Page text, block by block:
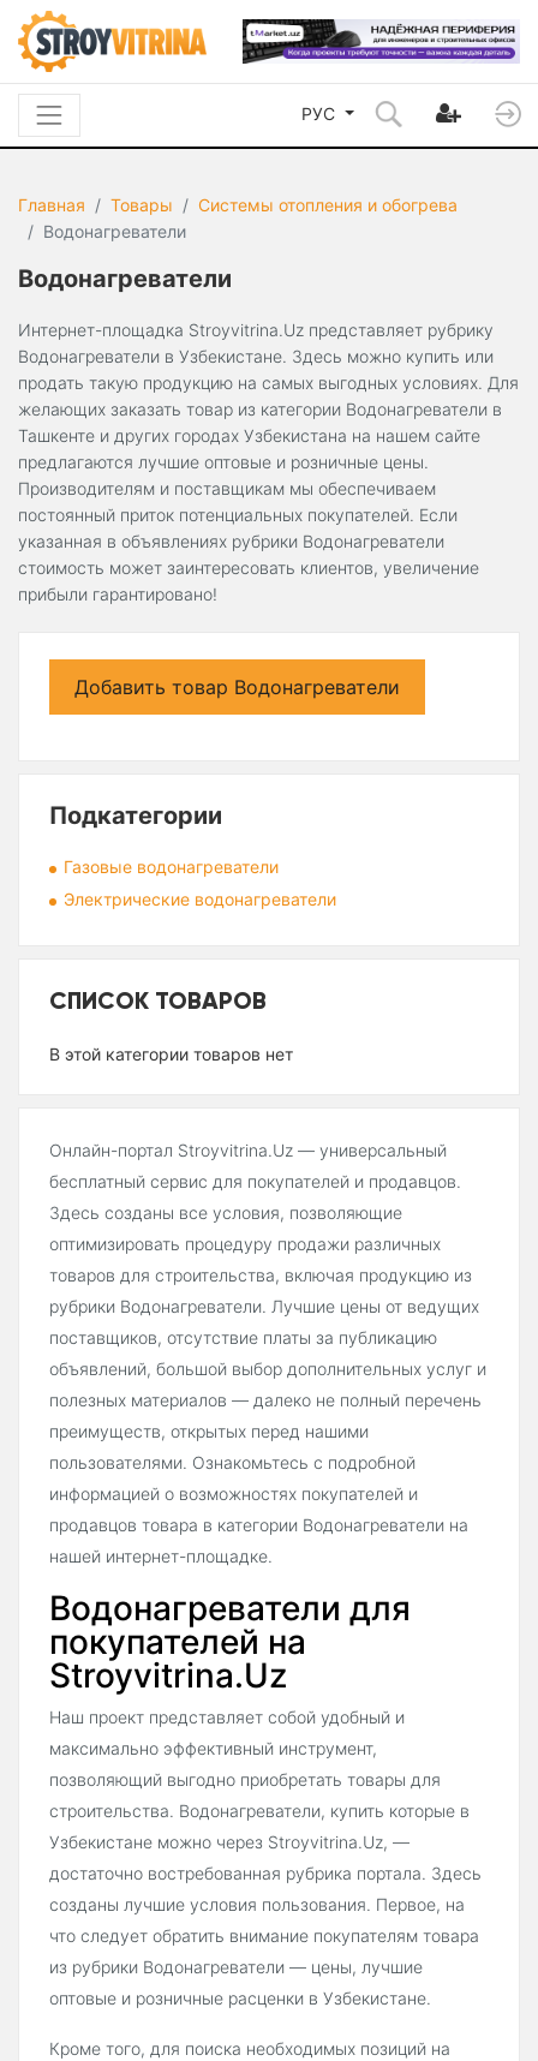
РУС
Главная Товары
Системы отопления и обогрева
Водонагреватели
Водонагреватели
Интернет-площадка Stroyvitrina.Uz представляет рубрику
Водонагреватели в Узбекистане. Здесь можно купить или
продать такую продукцию на самых выгодных условиях. Для
желающих заказать товар из категории Водонагреватели в
Ташкенте и других городах Узбекистана на нашем сайте
предлагаются лучшие оптовые и розничные цены.
Производителям и поставщикам мы обеспечиваем
постоянный приток потенциальных покупателей. Если
указанная в объявлениях рубрики Водонагреватели
стоимость может заинтересовать клиентов, увеличение
прибыли гарантировано!
Добавить товар Водонагреватели
Подкатегории
Газовые водонагреватели
Электрические водонагреватели
СПИСОК ТОВАРОВ
В этой категории товаров нет
Онлайн-портал Stroyvitrina.Uz — универсальный
бесплатный сервис для покупателей и продавцов.
Здесь созданы все условия, позволяющие
оптимизировать процедуру продажи различных
товаров для строительства, включая продукцию из
рубрики Водонагреватели. Лучшие цены от ведущих
поставщиков, отсутствие платы за публикацию
объявлений, большой выбор дополнительных услуг и
полезных материалов — далеко не полный перечень
преимуществ, открытых перед нашими
пользователями. Ознакомьтесь с подробной
информацией о возможностях покупателей и
продавцов товара в категории Водонагреватели на
нашей интернет-площадке.
Водонагреватели для
покупателей на
Stroyvitrina.Uz
Наш проект представляет собой удобный и
максимально эффективный инструмент,
позволяющий выгодно приобретать товары для
строительства. Водонагреватели, купить которые в
Узбекистане можно через Stroyvitrina.Uz, —
достаточно востребованная рубрика портала. Здесь
созданы лучшие условия пользования. Первое, на
что следует обратить внимание покупателям товара
из рубрики Водонагреватели — цены, лучшие
оптовые и розничные расценки в Узбекистане.
Кроме того, для поиска необходимых позиций на